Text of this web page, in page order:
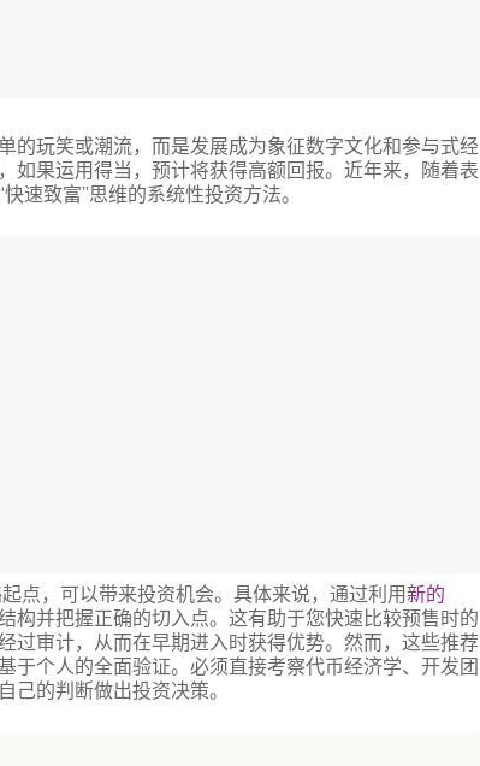
的玩笑或潮流，而是发展成为象征数字文化和参与式经
如果运用得当，预计将获得高额回报。近年来，随着表
速致富”思维的系统性投资方法。
点，可以带来投资机会。具体来说，通过利用新的
构并把握正确的切入点。这有助于您快速比较预售时的
过审计，从而在早期进入时获得优势。然而，这些推荐
于个人的全面验证。必须直接考察代币经济学、开发团
己的判断做出投资决策。